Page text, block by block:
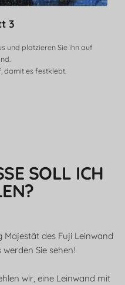
3
und platzieren Sie ihn auf
damit es festklebt.
SOLL ICH W
des Fuji Leinwand
Sie sehen!
wir, eine Leinwand mit